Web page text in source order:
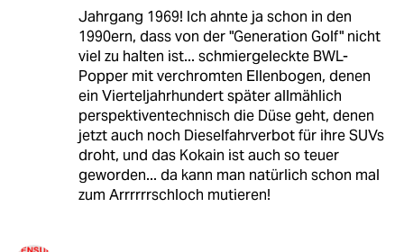
Jahrgang 1969! Ich ahnte ja schon in den
1990ern, dass von der "Generation Golf" nicht
viel zu halten ist... schmiergeleckte BWL-
Popper mit verchromten Ellenbogen, denen
ein Vierteljahrhundert später allmählich
perspektiventechnisch die Düse geht, denen
jetzt auch noch Dieselfahrverbot für ihre SUVs
droht, und das Kokain ist auch so teuer
geworden... da kann man natürlich schon mal
zum Arrrrrrschloch mutieren!